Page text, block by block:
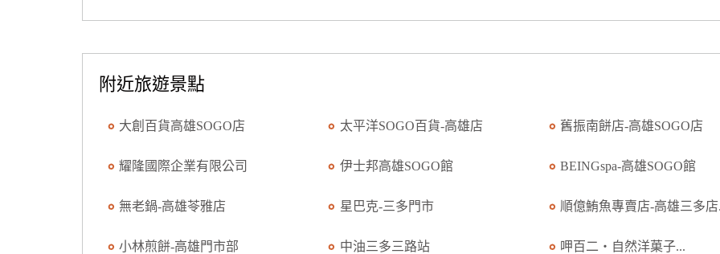
附近旅遊景點
大創百貨高雄SOGO店 太平洋SOGO百貨-高雄店 舊振南餅店-高雄SOGO店
耀隆國際企業有限公司 伊士邦高雄SOGO館 BEINGspa-高雄SOGO館
無老鍋-高雄苓雅店 星巴克-三多門市 順億鮪魚專賣店-高雄三多店
小林煎餅-高雄門市部 中油三多三路站 呷百二‧自然洋菓子...